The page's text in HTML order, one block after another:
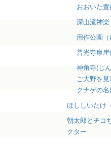
おおいた
深山流神楽
用作公園（
普光寺摩
神角寺(じ
ご大野を
クナゲの
ほししいたけ
朝太郎とチコ
クター